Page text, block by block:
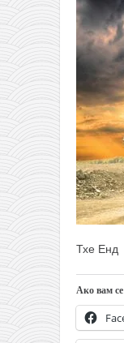
Тхе Енд
Ако вам